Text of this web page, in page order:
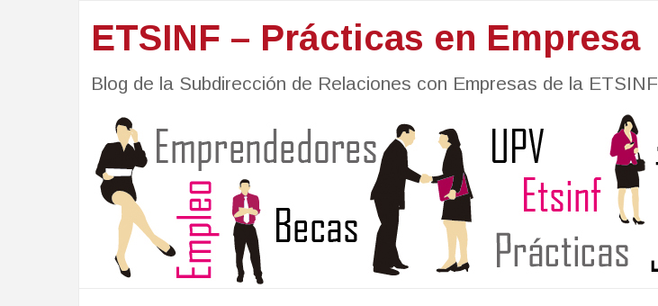
ETSINF – Prácticas en Empresa
Blog de la Subdirección de Relaciones con Empresas de la ETSINF